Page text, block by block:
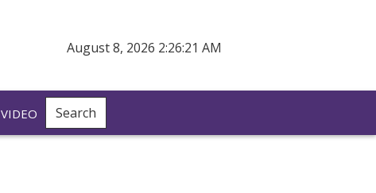
August 8, 2026 2:26:22 AM
VIDEO Search